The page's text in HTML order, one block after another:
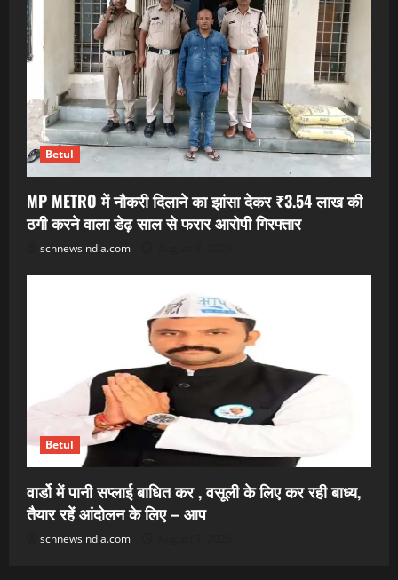
Betul
MP METRO में नौकरी दिलाने का झांसा देकर ₹3.54 लाख की
ठगी करने वाला डेढ़ साल से फरार आरोपी गिरफ्तार
scnnewsindia.com
Betul
वार्डो में पानी सप्लाई बाधित कर , वसूली के लिए कर रही बाध्य,
तैयार रहें आंदोलन के लिए – आप
scnnewsindia.com